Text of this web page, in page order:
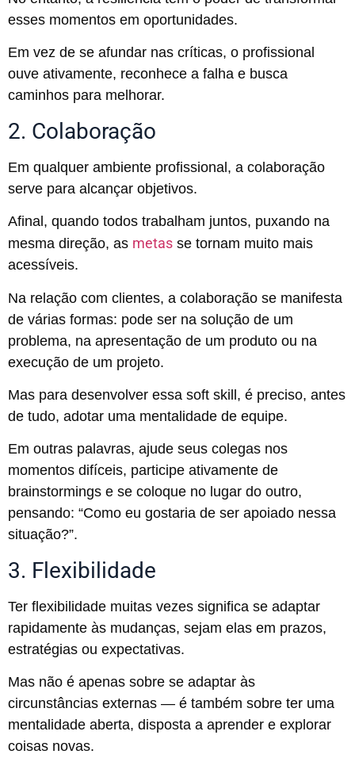
esses momentos em oportunidades.
Em vez de se afundar nas críticas, o profissional
ouve ativamente, reconhece a falha e busca
caminhos para melhorar.
2. Colaboração
Em qualquer ambiente profissional, a colaboração
serve para alcançar objetivos.
Afinal, quando todos trabalham juntos, puxando na
mesma direção, as metas se tornam muito mais
acessíveis.
Na relação com clientes, a colaboração se manifesta
de várias formas: pode ser na solução de um
problema, na apresentação de um produto ou na
execução de um projeto.
Mas para desenvolver essa soft skill, é preciso, antes
de tudo, adotar uma mentalidade de equipe.
Em outras palavras, ajude seus colegas nos
momentos difíceis, participe ativamente de
brainstormings e se coloque no lugar do outro,
pensando: “Como eu gostaria de ser apoiado nessa
situação?”.
3. Flexibilidade
Ter flexibilidade muitas vezes significa se adaptar
rapidamente às mudanças, sejam elas em prazos,
estratégias ou expectativas.
Mas não é apenas sobre se adaptar às
circunstâncias externas — é também sobre ter uma
mentalidade aberta, disposta a aprender e explorar
coisas novas.